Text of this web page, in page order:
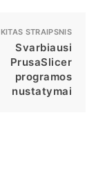
KITAS STRAIPSNIS
Svarbiausi
PrusaSlicer
programos
nustatymai